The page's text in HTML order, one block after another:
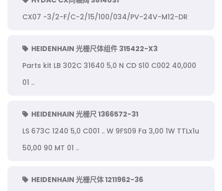
CX07 -3/2-F/C-2/15/100/034/PV-24V-M12-DR
HEIDENHAIN 光栅尺体组件 315422-X3
Parts kit LB 302C 31640 5,0 N CD S10 C002 40,000
01 ..
HEIDENHAIN 光栅尺 1366572-31
LS 673C 1240 5,0 C001 .. W 9FS09 Fa 3,00 1W TTLx1u
50,00 90 MT 01 ..
HEIDENHAIN 光栅尺体 1211962-36